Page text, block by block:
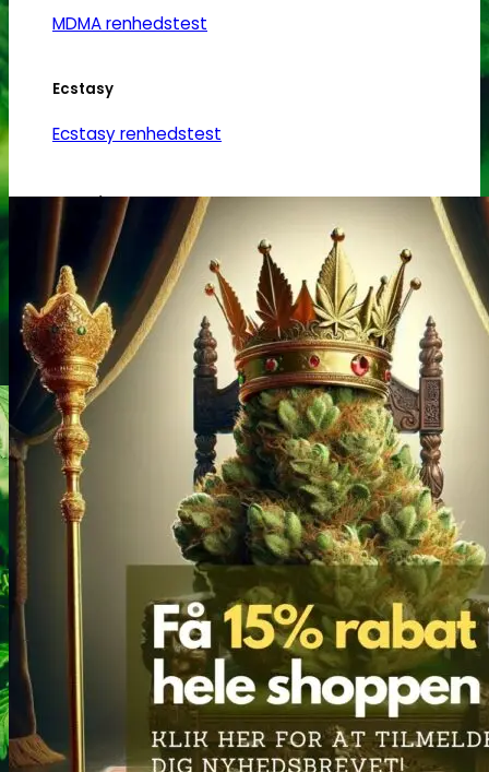
MDMA renhedstest
Ecstasy
Ecstasy renhedstest
Heroin
Heroin renhedstest
Badesalte
Badesalte renhedstest
LSD
LSD renhedstest
Benzodiazepiner
Benzoer renhedstest
GHB/Hætter
GHB/Hætter renhedstest
Ketamin